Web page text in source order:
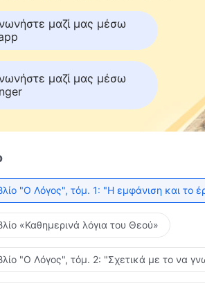
μαζί μας μέσω
μαζί μας μέσω
"Ο Λόγος", τόμ. 1: "Η εμφάνιση και το
«Καθημερινά λόγια του Θεού»
"Ο Λόγος", τόμ. 2: "Σχετικά με το να